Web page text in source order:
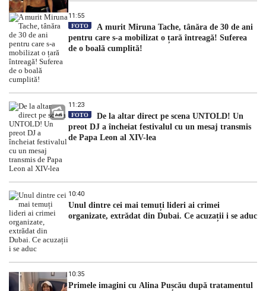
11:55
FOTO
A murit Miruna Tache, tânăra de 30 de ani
pentru care s-a mobilizat o țară întreagă! Suferea
de o boală cumplită!
11:23
FOTO
De la altar direct pe scena UNTOLD! Un
preot DJ a încheiat festivalul cu un mesaj transmis
de Papa Leon al XIV-lea
10:40
Unul dintre cei mai temuți lideri ai crimei
organizate, extrădat din Dubai. Ce acuzații i se aduc
10:35
Primele imagini cu Alina Pușcău după tratamentul